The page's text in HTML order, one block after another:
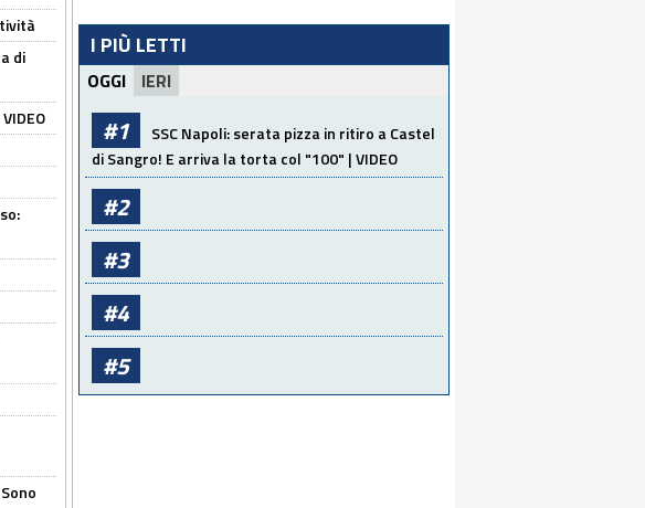
di
I PIÙ LETTI
OGGI IERI
#1
SSC Napoli: serata pizza in ritiro a Castel
di Sangro! E arriva la torta col "100" | VIDEO
#2
#3
#4
#5